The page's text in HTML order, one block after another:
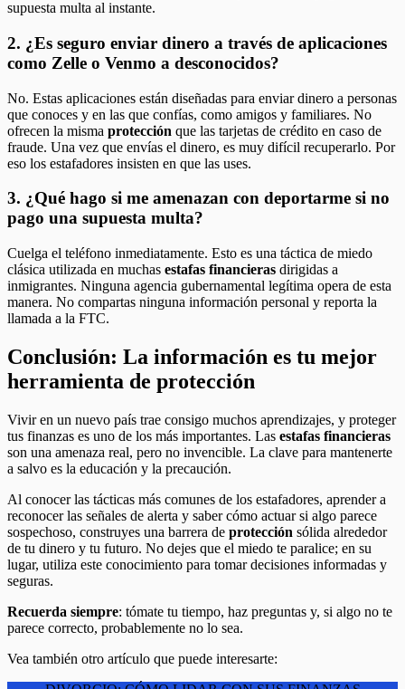
supuesta multa al instante.
2. ¿Es seguro enviar dinero a través de aplicaciones
como Zelle o Venmo a desconocidos?
No. Estas aplicaciones están diseñadas para enviar dinero a personas
que conoces y en las que confías, como amigos y familiares. No
ofrecen la misma protección que las tarjetas de crédito en caso de
fraude. Una vez que envías el dinero, es muy difícil recuperarlo. Por
eso los estafadores insisten en que las uses.
3. ¿Qué hago si me amenazan con deportarme si no
pago una supuesta multa?
Cuelga el teléfono inmediatamente. Esto es una táctica de miedo
clásica utilizada en muchas estafas financieras dirigidas a
inmigrantes. Ninguna agencia gubernamental legítima opera de esta
manera. No compartas ninguna información personal y reporta la
llamada a la FTC.
Conclusión: La información es tu mejor
herramienta de protección
Vivir en un nuevo país trae consigo muchos aprendizajes, y proteger
tus finanzas es uno de los más importantes. Las estafas financieras
son una amenaza real, pero no invencible. La clave para mantenerte
a salvo es la educación y la precaución.
Al conocer las tácticas más comunes de los estafadores, aprender a
reconocer las señales de alerta y saber cómo actuar si algo parece
sospechoso, construyes una barrera de protección sólida alrededor
de tu dinero y tu futuro. No dejes que el miedo te paralice; en su
lugar, utiliza este conocimiento para tomar decisiones informadas y
seguras.
Recuerda siempre: tómate tu tiempo, haz preguntas y, si algo no te
parece correcto, probablemente no lo sea.
Vea también otro artículo que puede interesarte: